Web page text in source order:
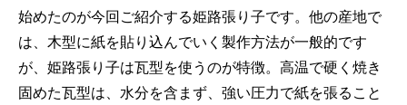
始めたのが今回ご紹介する姫路張り子です。他の産地で
は、木型に紙を貼り込んでいく製作方法が一般的です
が、姫路張り子は瓦型を使うのが特徴。高温で硬く焼き
固めた瓦型は、水分を含まず、強い圧力で紙を張ること